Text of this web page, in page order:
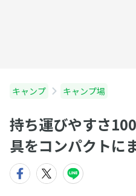
キャンプ キャンプ場
持ち運びやすさ
具をコンパクトに